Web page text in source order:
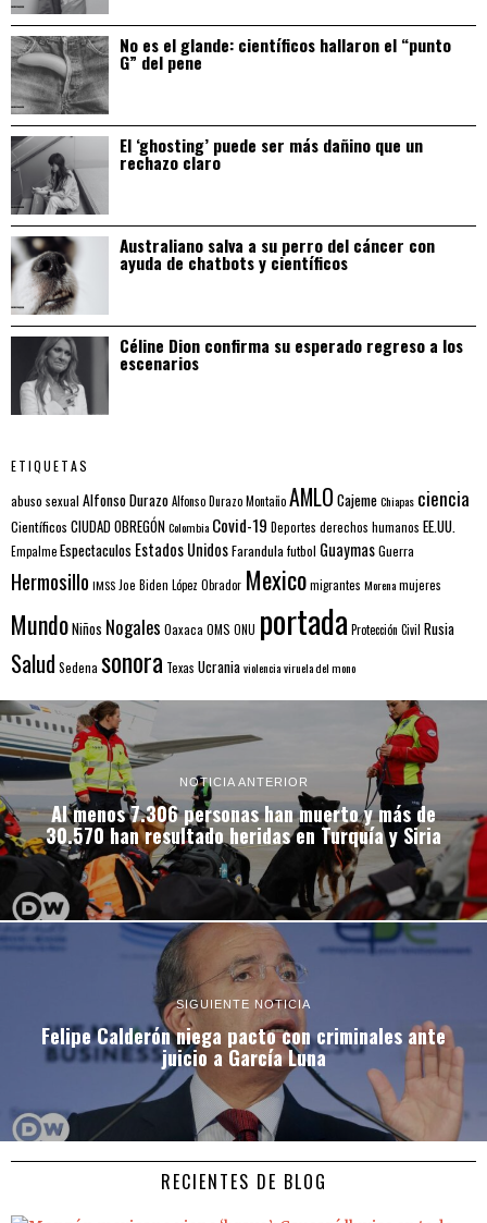
No es el glande: científicos hallaron el “punto
G” del pene
El ‘ghosting’ puede ser más dañino que un
rechazo claro
Australiano salva a su perro del cáncer con
ayuda de chatbots y científicos
Céline Dion confirma su esperado regreso a los
escenarios
ETIQUETAS
abuso sexual Alfonso DurazoAlfonso Durazo MontañoAMLO CajemeChiapas ciencia
Científicos CIUDAD OBREGÓNColombia Covid-19 Deportes derechos humanos EE.UU.
EmpalmeEspectaculos Estados UnidosFarandulafutbol GuaymasGuerra
Hermosillo IMSS Joe Biden López Obrador Mexicomigrantes Morenamujeres
MundoNiños Nogales Oaxaca OMS ONU portada Protección Civil Rusia
Salud Sedena sonora Texas Ucraniaviolenciaviruela del mono
NOTICIA ANTERIOR
Al menos 7.306 personas han muerto y más de
30.570 han resultado heridas en Turquía y Siria
SIGUIENTE NOTICIA
Felipe Calderón niega pacto con criminales ante
juicio a García Luna
RECIENTES DE BLOG